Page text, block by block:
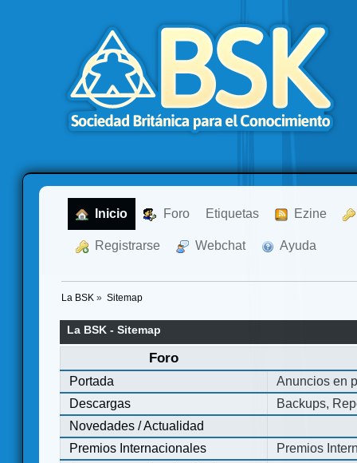
Inicio Foro Etiquetas Ezine
Registrarse Webchat Ayuda
La BSK » Sitemap
La BSK - Sitemap
Foro
Portada
Anuncios en
Descargas
Backups,
Novedades / Actualidad
Premios Internacionales
Premios